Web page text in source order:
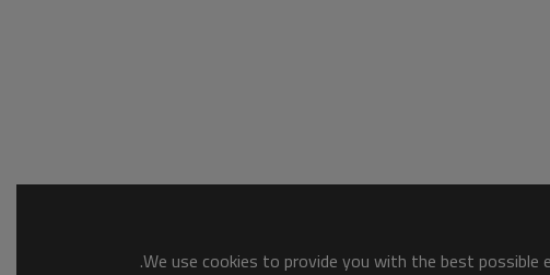
We use cookies to provide you with the best possible